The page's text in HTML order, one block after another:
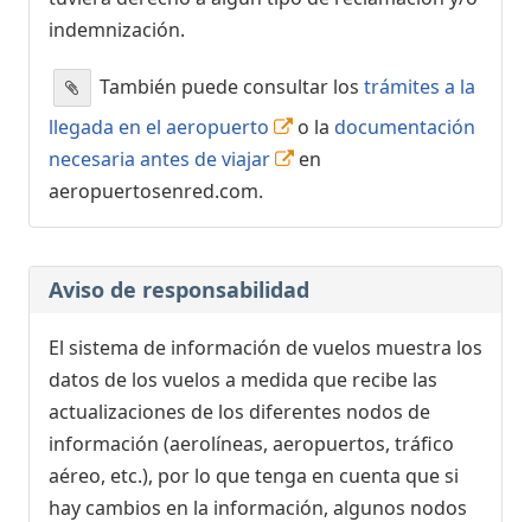
indemnización.
También puede consultar los trámites a la
llegada en el aeropuerto
o la documentación
necesaria antes de viajar
en
aeropuertosenred.com.
Aviso de responsabilidad
El sistema de información de vuelos muestra los
datos de los vuelos a medida que recibe las
actualizaciones de los diferentes nodos de
información (aerolíneas, aeropuertos, tráfico
aéreo, etc.), por lo que tenga en cuenta que si
hay cambios en la información, algunos nodos